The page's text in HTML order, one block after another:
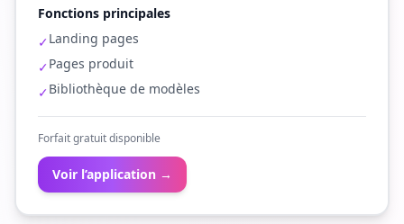
Fonctions principales
✓Landing pages
✓Pages produit
✓Bibliothèque de modèles
Forfait gratuit disponible
Voir l’application →